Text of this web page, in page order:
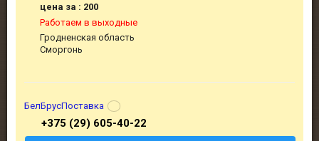
цена за : 200
Работаем в выходные
Гродненская область
Сморгонь
БелБрусПоставка
+375 (29) 605-40-22